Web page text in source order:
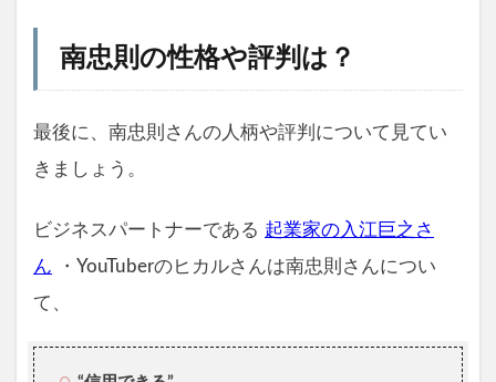
南忠則の性格や評判は？
最後に、南忠則さんの人柄や評判について見てい
きましょう。
ビジネスパートナーである 起業家の入江巨之さ
ん ・YouTuberのヒカルさんは南忠則さんについ
て、